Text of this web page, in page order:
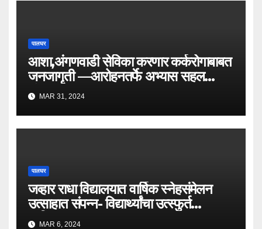
पालघर
आशा,अंगणवाडी सेविका करणार कर्करोगाबाबत
जनजागृती —आरोहनतर्फे अभ्यास सहल
संपन्न.
MAR 31, 2024
पालघर
जव्हार राधा विद्यालयात वार्षिक स्नेहसंमेलन
उत्साहात संपन्न- विद्यार्थ्यांचा उत्स्फुर्त
प्रतिसाद.
MAR 6, 2024